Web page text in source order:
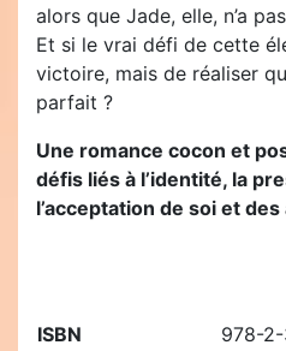
alors que Jade, elle, n’a
Et si le vrai défi de cette
victoire, mais de réaliser
parfait ?
Une romance cocon et
défis liés à l’identité, la
l’acceptation de soi et
ISBN
978-